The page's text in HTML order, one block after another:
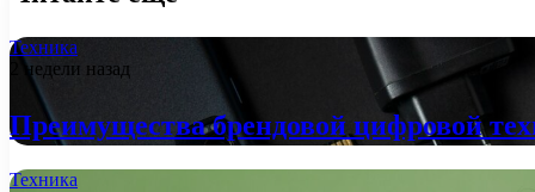
Техника
2 недели назад
Преимущества брендовой цифровой
Техника